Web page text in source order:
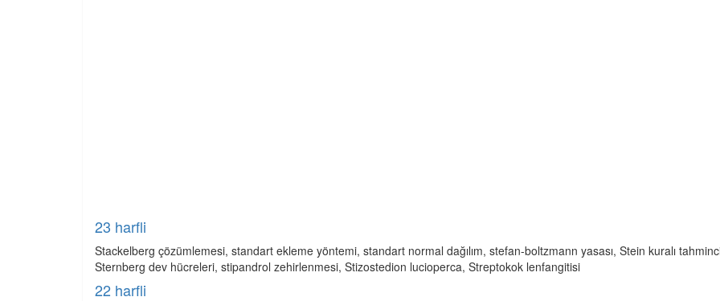
23 harfli
Stackelberg çözümlemesi, standart ekleme yöntemi, standart normal dağılım, stefan-boltzmann yasası, Stein kuralı
Sternberg dev hücreleri, stipandrol zehirlenmesi, Stizostedion lucioperca, Streptokok lenfangitisi
22 harfli